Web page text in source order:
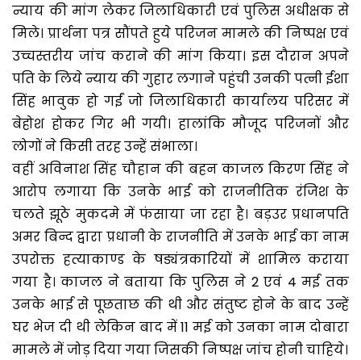
न्याय की मांग लेकर जिलाधिकारी एवं पुलिस अधीक्षक से
मिले। प्रार्थना पत्र सौंपते हुये परिजन मामले की निष्पक्ष एवं
उच्चस्तरीय जांच कराने की मांग किया। इस दौरान अपने
पति के लिये न्याय की गुहार लगाने पहुंची उनकी पत्नी ईशा
सिंह भावुक हो गईं जो जिलाधिकारी कार्यालय परिसर में
बेहोश होकर गिर भी गयी। हालांकि मौजूद परिजनों और
लोगों ने किसी तरह उन्हें संभाला।
वहीं अविनाश सिंह चौहान की बहन काजल किरण सिंह ने
आरोप लगाया कि उनके भाई को राजनीतिक रंजिश के
चलते झूठे मुकदमे में फंसाया जा रहा है। बड़उर प्रधानपति
अमर बिन्द द्वारा प्रधानी के राजनीति में उनके भाई का नाम
उपरोक्त हत्याकाण्ड के षड्यंत्रकारियों में शामिल कराया
गया है। काजल ने बताया कि पुलिस ने 2 एवं 4 मई तक
उनके भाई से पूछताछ की थी और संतुष्ट होने के बाद उन्हें
घर भेज दी थी लेकिन बाद में 11 मई को उनका नाम दोबारा
मामले में जोड़ दिया गया जिसकी निष्पक्ष जांच होनी चाहिये।